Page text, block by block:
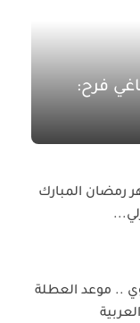
2026 مع ماغي فرح:
رمضان المبارك
.. موعد العطلة